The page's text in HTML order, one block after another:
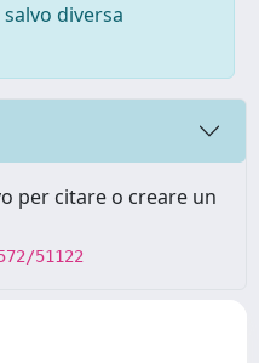
diversa
per citare o creare un
51122